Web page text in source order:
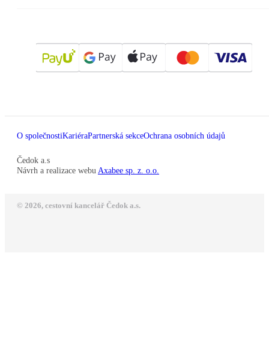
O společnostiKariéraPartnerská sekceOchrana osobních údajů
Čedok a.s
Návrh a realizace webu Axabee sp. z. o.o.
© 2026, cestovní kancelář Čedok a.s.